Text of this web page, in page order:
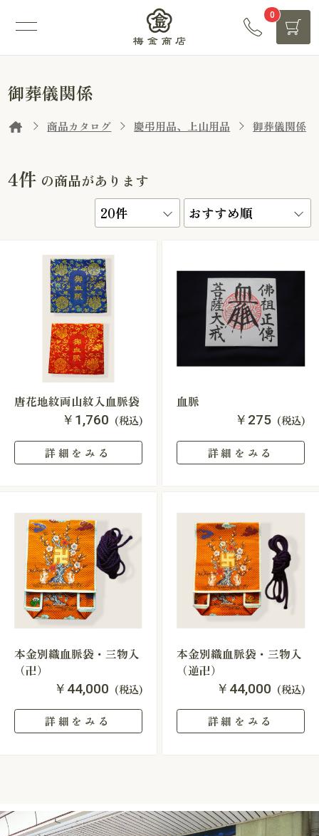
0
御葬儀関係
商品カタログ 慶弔用品、上山用品 御葬儀関係
4件 の商品があります
唐花地紋両山紋入血脈袋
￥1,760 (税込)
詳細をみる
血脈
￥275 (税込)
詳細をみる
本金別織血脈袋・三物入
（卍）
￥44,000 (税込)
詳細をみる
本金別織血脈袋・三物入
（逆卍）
￥44,000 (税込)
詳細をみる